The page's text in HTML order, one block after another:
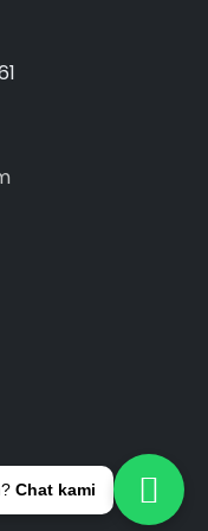
Chat kami